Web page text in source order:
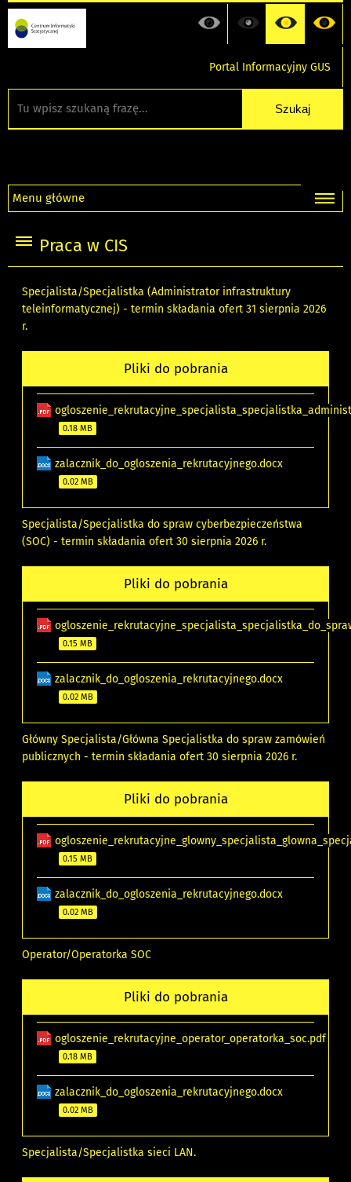
Portal Informacyjny GUS
Menu główne
Praca w CIS
Specjalista/Specjalistka (Administrator infrastruktury
teleinformatycznej) - termin składania ofert 31 sierpnia 2026
r.
Pliki do pobrania
0.18 MB
zalacznik_do_ogloszenia_rekrutacyjnego.docx
0.02 MB
Specjalista/Specjalistka do spraw cyberbezpieczeństwa
(SOC) - termin składania ofert 30 sierpnia 2026 r.
Pliki do pobrania
0.15 MB
zalacznik_do_ogloszenia_rekrutacyjnego.docx
0.02 MB
Główny Specjalista/Główna Specjalistka do spraw zamówień
publicznych - termin składania ofert 30 sierpnia 2026 r.
Pliki do pobrania
0.15 MB
zalacznik_do_ogloszenia_rekrutacyjnego.docx
0.02 MB
Operator/Operatorka SOC
Pliki do pobrania
ogloszenie_rekrutacyjne_operator_operatorka_soc.pdf
0.18 MB
zalacznik_do_ogloszenia_rekrutacyjnego.docx
0.02 MB
Specjalista/Specjalistka sieci LAN.